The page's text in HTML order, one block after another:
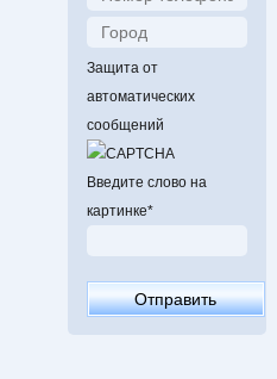
Защита от
автоматических
сообщений
Введите слово на
картинке*